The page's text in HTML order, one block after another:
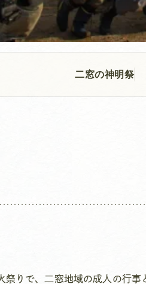
二窓の神明祭
りで、二窓地域の成人の行事